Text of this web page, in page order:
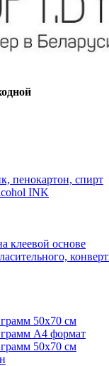
пенокартон, спирт
INK
клеевой основе
50х70 см
A4 формат
50х70 см